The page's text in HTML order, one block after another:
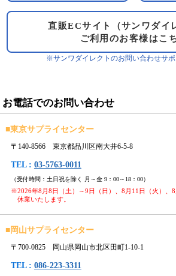
直販ECサイト（サンワダイ
ご利用のお客様はこ
※サンワダイレクトのお問い合わせサポ
お電話でのお問い合わせ
■東京サプライセンター
〒140-8566 東京都品川区南大井6-5-8
TEL : 03-5763-0011
（受付時間：土日祝を除く 月～金 9：00～18：00）
※2026年8月8日（土）～9日（日）、8月11日（火）、
休業いたします。
■岡山サプライセンター
〒700-0825 岡山県岡山市北区田町1-10-1
TEL : 086-223-3311